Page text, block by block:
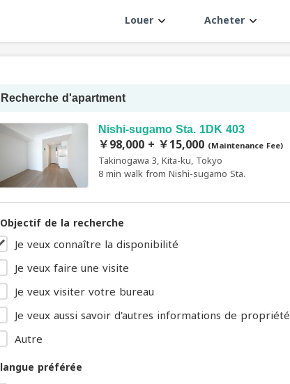
Louer Acheter
Recherche d'apartment
Nishi-sugamo Sta. 1DK 403
￥98,000 + ￥15,000 (Maintenance Fee)
Takinogawa 3, Kita-ku, Tokyo
8 min walk from Nishi-sugamo Sta.
Objectif de la recherche
Je veux connaître la disponibilité
Je veux faire une visite
Je veux visiter votre bureau
Je veux aussi savoir d'autres informations de propriété
Autre
langue préférée